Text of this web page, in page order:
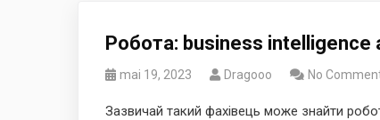
Робота: business intelligence
mai 19, 2023 Dragooo No
Зазвичай такий фахівець може знайти